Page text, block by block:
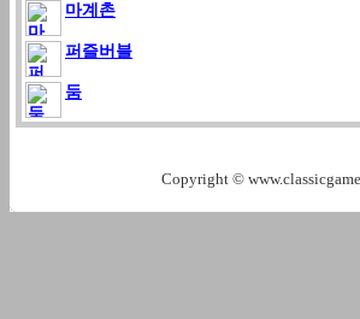
마계촌
퍼즐버블
둠
Copyright ©